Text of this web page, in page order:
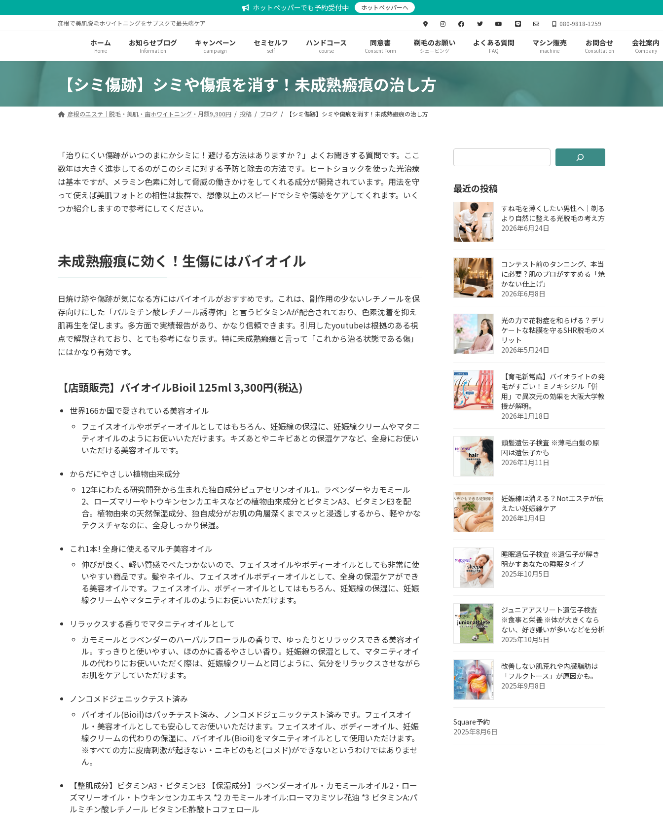
ン
へ
ビ
ョ
ホットペッパーでも予約受付中
ホットペッパーへ
彦根で美肌脱毛ホワイトニングをサブスクで最先端ケア
080-9818-1259
ホーム
Home
お知らせブログ
Information
キャンペーン
campaign
セミセルフ
self
ハンドコース
course
同意書
Consent Form
剃毛のお願い
シェービング
よくある質問
FAQ
マシン販売
machine
お問合せ
Consultation
会社案内
Company
【シミ傷跡】シミや傷痕を消す！未成熟瘢痕の治し方
彦根のエステ｜脱毛・美肌・歯ホワイトニング・月額9,900円 投稿 ブログ 【シミ傷跡】シミや傷痕を消す！未成熟瘢痕の治し方
「治りにくい傷跡がいつのまにかシミに！避ける方法はありますか？」よくお聞きする質問です。ここ
数年は大きく進歩してるのがこのシミに対する予防と除去の方法です。ヒートショックを使った光治療
は基本ですが、メラミン色素に対して脅威の働きかけをしてくれる成分が開発されています。用法を守
って使えば美肌フォトとの相性は抜群で、想像以上のスピードでシミや傷跡をケアしてくれます。いく
つか紹介しますので参考にしてください。
未成熟瘢痕に効く！生傷にはバイオイル
日焼け跡や傷跡が気になる方にはバイオイルがおすすめです。これは、副作用の少ないレチノールを保
存向けにした「パルミチン酸レチノール誘導体」と言うビタミンAが配合されており、色素沈着を抑え
肌再生を促します。多方面で実績報告があり、かなり信頼できます。引用したyoutubeは根拠のある視
点で解説されており、とても参考になります。特に未成熟瘢痕と言って「これから治る状態である傷」
にはかなり有効です。
【店頭販売】バイオイルBioil 125ml 3,300円(税込)
世界166か国で愛されている美容オイル
フェイスオイルやボディーオイルとしてはもちろん、妊娠線の保湿に、妊娠線クリームやマタニ
ティオイルのようにお使いいただけます。キズあとやニキビあとの保湿ケアなど、全身にお使い
いただける美容オイルです。
からだにやさしい植物由来成分
12年にわたる研究開発から生まれた独自成分ピュアセリンオイル1。ラベンダーやカモミール
2、ローズマリーやトウキンセンカエキスなどの植物由来成分とビタミンA3、ビタミンE3を配
合。植物由来の天然保湿成分、独自成分がお肌の角層深くまでスッと浸透しするから、軽やかな
テクスチャなのに、全身しっかり保湿。
これ1本! 全身に使えるマルチ美容オイル
伸びが良く、軽い質感でべたつかないので、フェイスオイルやボディーオイルとしても非常に使
いやすい商品です。髪やネイル、フェイスオイルボディーオイルとして、全身の保湿ケアができ
る美容オイルです。フェイスオイル、ボディーオイルとしてはもちろん、妊娠線の保湿に、妊娠
線クリームやマタニティオイルのようにお使いいただけます。
リラックスする香りでマタニティオイルとして
カモミールとラベンダーのハーバルフローラルの香りで、ゆったりとリラックスできる美容オイ
ル。すっきりと使いやすい、ほのかに香るやさしい香り。妊娠線の保湿として、マタニティオイ
ルの代わりにお使いいただく際は、妊娠線クリームと同じように、気分をリラックスさせながら
お肌をケアしていただけます。
ノンコメドジェニックテスト済み
バイオイル(Bioil)はパッチテスト済み、ノンコメドジェニックテスト済みです。フェイスオイ
ル・美容オイルとしても安心してお使いいただけます。フェイスオイル、ボディーオイル、妊娠
線クリームの代わりの保湿に、バイオイル(Bioil)をマタニティオイルとして使用いただけます。
※すべての方に皮膚刺激が起きない・ニキビのもと(コメド)ができないというわけではありませ
ん。
【整肌成分】ビタミンA3・ビタミンE3 【保湿成分】ラベンダーオイル・カモミールオイル2・ロー
ズマリーオイル・トウキンセンカエキス *2 カモミールオイル:ローマカミツレ花油 *3 ビタミンA:パ
ルミチン酸レチノール ビタミンE:酢酸トコフェロール
最近の投稿
すね毛を薄くしたい男性へ｜剃る
より自然に整える光脱毛の考え方
2026年6月24日
コンテスト前のタンニング、本当
に必要？肌のプロがすすめる「焼
かない仕上げ」
2026年6月8日
光の力で花粉症を和らげる？デリ
ケートな粘膜を守るSHR脱毛のメ
リット
2026年5月24日
【育毛新常識】バイオライトの発
毛がすごい！ミノキシジル「併
用」で異次元の効果を大阪大学教
授が解明。
2026年1月18日
頭髪遺伝子検査 ※薄毛白髪の原
因は遺伝子かも
2026年1月11日
妊娠線は消える？Notエステが伝
えたい妊娠線ケア
2026年1月4日
睡眠遺伝子検査 ※遺伝子が解き
明かすあなたの睡眠タイプ
2025年10月5日
ジュニアアスリート遺伝子検査
※食事と栄養 ※体が大きくなら
ない、好き嫌いが多いなどを分析
2025年10月5日
改善しない肌荒れや内臓脂肪は
「フルクトース」が原因かも。
2025年9月8日
Square予約
2025年8月6日